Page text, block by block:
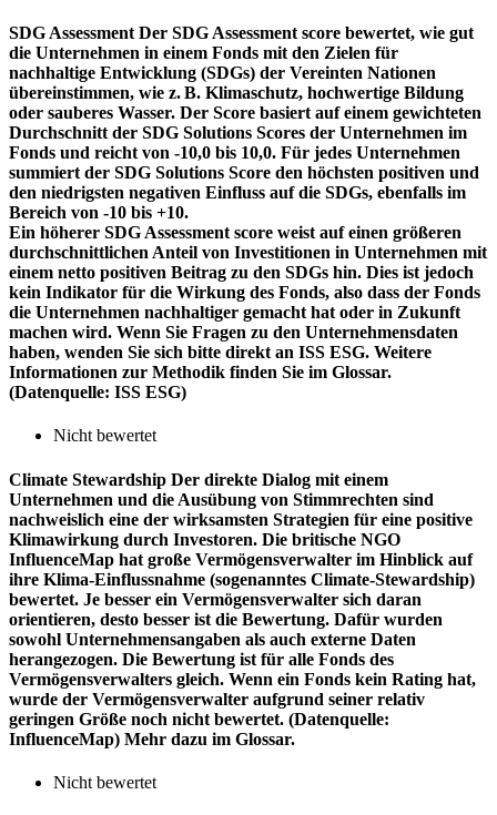
SDG Assessment Der SDG Assessment score bewertet, wie gut
die Unternehmen in einem Fonds mit den Zielen für
nachhaltige Entwicklung (SDGs) der Vereinten Nationen
übereinstimmen, wie z. B. Klimaschutz, hochwertige Bildung
oder sauberes Wasser. Der Score basiert auf einem gewichteten
Durchschnitt der SDG Solutions Scores der Unternehmen im
Fonds und reicht von -10,0 bis 10,0. Für jedes Unternehmen
summiert der SDG Solutions Score den höchsten positiven und
den niedrigsten negativen Einfluss auf die SDGs, ebenfalls im
Bereich von -10 bis +10.
Ein höherer SDG Assessment score weist auf einen größeren
durchschnittlichen Anteil von Investitionen in Unternehmen mit
einem netto positiven Beitrag zu den SDGs hin. Dies ist jedoch
kein Indikator für die Wirkung des Fonds, also dass der Fonds
die Unternehmen nachhaltiger gemacht hat oder in Zukunft
machen wird. Wenn Sie Fragen zu den Unternehmensdaten
haben, wenden Sie sich bitte direkt an ISS ESG. Weitere
Informationen zur Methodik finden Sie im Glossar.
(Datenquelle: ISS ESG)
Nicht bewertet
Climate Stewardship Der direkte Dialog mit einem
Unternehmen und die Ausübung von Stimmrechten sind
nachweislich eine der wirksamsten Strategien für eine positive
Klimawirkung durch Investoren. Die britische NGO
InfluenceMap hat große Vermögensverwalter im Hinblick auf
ihre Klima-Einflussnahme (sogenanntes Climate-Stewardship)
bewertet. Je besser ein Vermögensverwalter sich daran
orientieren, desto besser ist die Bewertung. Dafür wurden
sowohl Unternehmensangaben als auch externe Daten
herangezogen. Die Bewertung ist für alle Fonds des
Vermögensverwalters gleich. Wenn ein Fonds kein Rating hat,
wurde der Vermögensverwalter aufgrund seiner relativ
geringen Größe noch nicht bewertet. (Datenquelle:
InfluenceMap) Mehr dazu im Glossar.
Nicht bewertet